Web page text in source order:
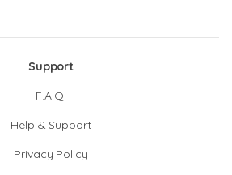
Support
F.A.Q.
Help & Support
Privacy Policy